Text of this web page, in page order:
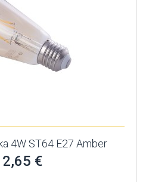
4W ST64 E27 Amber
2,65 €